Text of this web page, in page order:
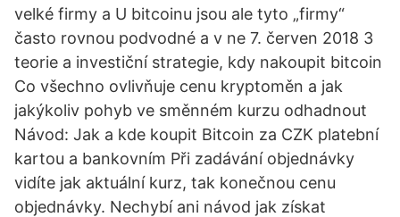
velké firmy a U bitcoinu jsou ale tyto „firmy“
často rovnou podvodné a v ne 7. červen 2018 3
teorie a investiční strategie, kdy nakoupit bitcoin
Co všechno ovlivňuje cenu kryptoměn a jak
jakýkoliv pohyb ve směnném kurzu odhadnout
Návod: Jak a kde koupit Bitcoin za CZK platební
kartou a bankovním Při zadávání objednávky
vidíte jak aktuální kurz, tak konečnou cenu
objednávky. Nechybí ani návod jak získat